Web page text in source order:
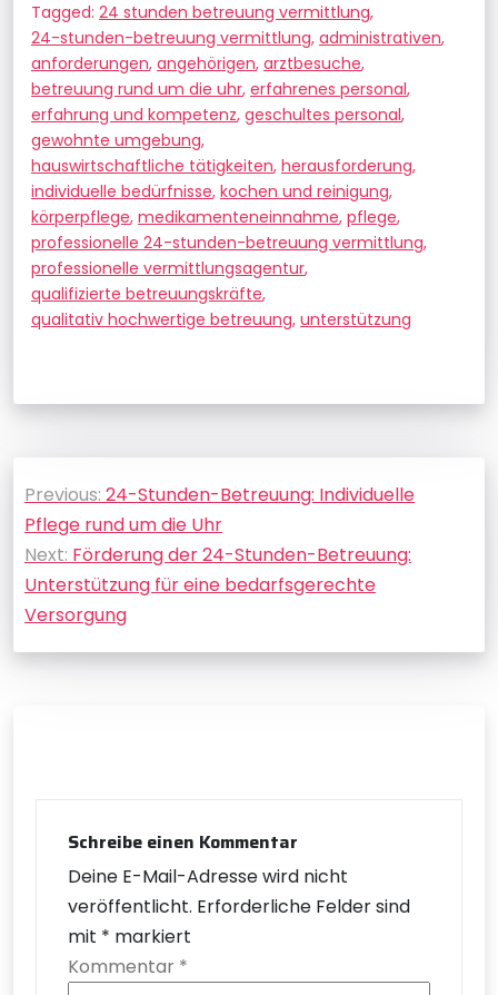
Tagged: 24 stunden betreuung vermittlung,
24-stunden-betreuung vermittlung, administrativen,
anforderungen, angehörigen, arztbesuche,
betreuung rund um die uhr, erfahrenes personal,
erfahrung und kompetenz, geschultes personal,
gewohnte umgebung,
hauswirtschaftliche tätigkeiten, herausforderung,
individuelle bedürfnisse, kochen und reinigung,
körperpflege, medikamenteneinnahme, pflege,
professionelle 24-stunden-betreuung vermittlung,
professionelle vermittlungsagentur,
qualifizierte betreuungskräfte,
qualitativ hochwertige betreuung, unterstützung
Beitragsnavigation
Previous: 24-Stunden-Betreuung: Individuelle
Pflege rund um die Uhr
Next: Förderung der 24-Stunden-Betreuung:
Unterstützung für eine bedarfsgerechte
Versorgung
Schreibe einen Kommentar
Deine E-Mail-Adresse wird nicht
veröffentlicht. Erforderliche Felder sind
mit * markiert
Kommentar *